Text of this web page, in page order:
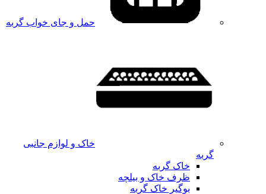
حمل و جای خواب گربه
خاک و لوازم جانبی
گربه
خاک گربه
ظرف خاک و بیلچه
بوگیر خاک گربه